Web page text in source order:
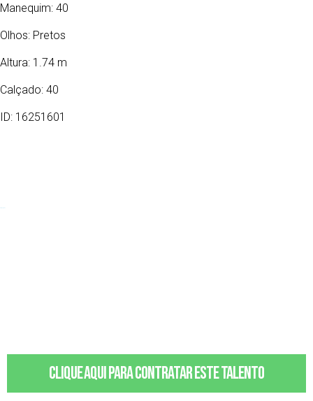
Manequim: 40
Olhos: Pretos
Altura: 1.74 m
Calçado: 40
ID: 16251601
Clique aqui para contratar este talento